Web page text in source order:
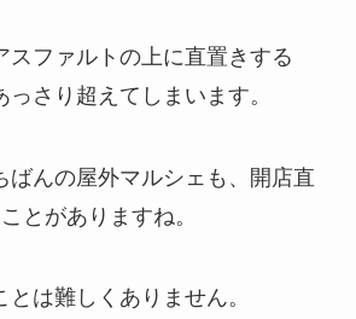
スファルトの上に直置きする
っさり超えてしまいます。
ばんの屋外マルシェも、開店直
とがありますね。
とは難しくありません。